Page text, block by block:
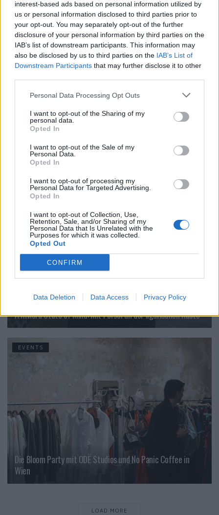
interest-based ads based on personal information utilized by
us or personal information disclosed to third parties prior to
your opt-out. You may separately opt-out of the further
disclosure of your personal information by third parties on the
IAB’s list of downstream participants. This information may
also be disclosed by us to third parties on the IAB’s List of
Downstream Participants that may further disclose it to other
Personal Data Processing Opt Outs
I want to opt-out of the Sharing of my
personal data.
Opted In
I want to opt-out of the Sale of my
Personal Data.
Opted In
I want to opt-out of processing my
Personal Data for Targeted Advertising.
Opted In
I want to opt-out of Collection, Use,
Retention, Sale, and/or Sharing of my
Personal Data that Is Unrelated with the
Purposes for which it was collected.
Opted Out
CONFIRM
Data Deletion Data Access Privacy Policy
BVLGARI X YVY: Ein perfektes Duo
EVENTS
Mit Biotherm über den Dächern Wiens
EVENTS
A Riviera State of Mind: Mit Persol an der ligurischen Küste
EVENTS
Die Bloom Party mit ODË Studios und No Panic Coffee in
Wien
LOAD MORE